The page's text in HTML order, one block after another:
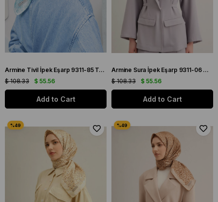
Armine Tivil İpek Eşarp 9311-85 Turkuaz Karışık Desen
$ 55.56
$ 108.33
Add to Cart
Armine Sura İpek Eşarp 9311-06 Mor Karışık Desen
$ 55.56
$ 108.33
Add to Cart